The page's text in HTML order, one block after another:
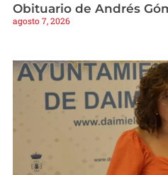
Obituario de Andrés
agosto 7, 2026